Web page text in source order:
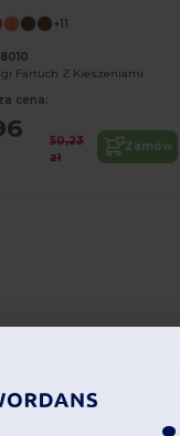
+11
Fartuch Z Kieszeniami
cena:
50,23
zł
Zamów